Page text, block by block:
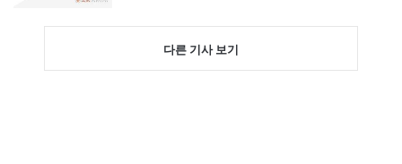
다른 기사 보기